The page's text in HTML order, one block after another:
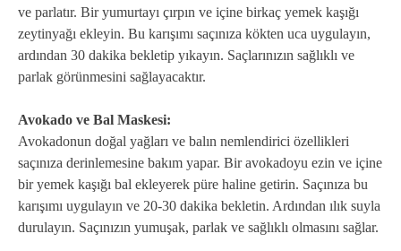
ve parlatır. Bir yumurtayı çırpın ve içine birkaç yemek kaşığı
zeytinyağı ekleyin. Bu karışımı saçınıza kökten uca uygulayın,
ardından 30 dakika bekletip yıkayın. Saçlarınızın sağlıklı ve
parlak görünmesini sağlayacaktır.
Avokado ve Bal Maskesi:
Avokadonun doğal yağları ve balın nemlendirici özellikleri
saçınıza derinlemesine bakım yapar. Bir avokadoyu ezin ve içine
bir yemek kaşığı bal ekleyerek püre haline getirin. Saçınıza bu
karışımı uygulayın ve 20-30 dakika bekletin. Ardından ılık suyla
durulayın. Saçınızın yumuşak, parlak ve sağlıklı olmasını sağlar.